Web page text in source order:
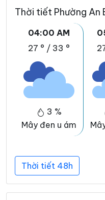
Thời tiết Phường An
04:00 AM
27 ° / 33 °
3 %
Mây đen u ám
Thời tiết 48h